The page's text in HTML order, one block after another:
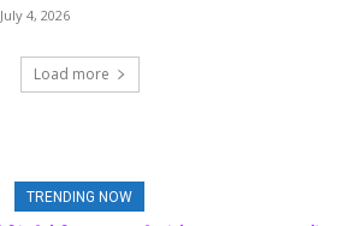
July 4, 2026
Load more